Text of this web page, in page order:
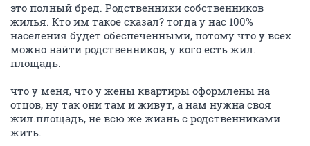
это полный бред. Родственники собственников
жилья. Кто им такое сказал? тогда у нас 100%
населения будет обеспеченными, потому что у всех
можно найти родственников, у кого есть жил.
площадь.
что у меня, что у жены квартиры оформлены на
отцов, ну так они там и живут, а нам нужна своя
жил.площадь, не всю же жизнь с родственниками
жить.